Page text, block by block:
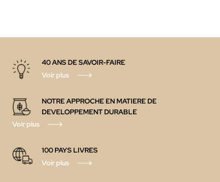
40 ANS DE SAVOIR-FAIRE
Voir plus
NOTRE APPROCHE EN MATIERE DE
DEVELOPPEMENT DURABLE
Voir plus
100 PAYS LIVRES
Voir plus